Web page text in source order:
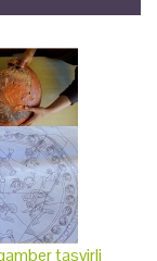
tasvirli